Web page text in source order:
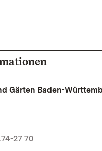
Gärten Baden-
27 70